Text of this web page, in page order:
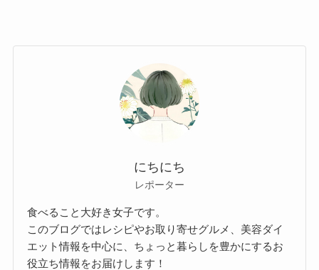
にちにち
レポーター
食べること大好き女子です。
このブログではレシピやお取り寄せグルメ、美容ダイ
エット情報を中心に、ちょっと暮らしを豊かにするお
役立ち情報をお届けします！